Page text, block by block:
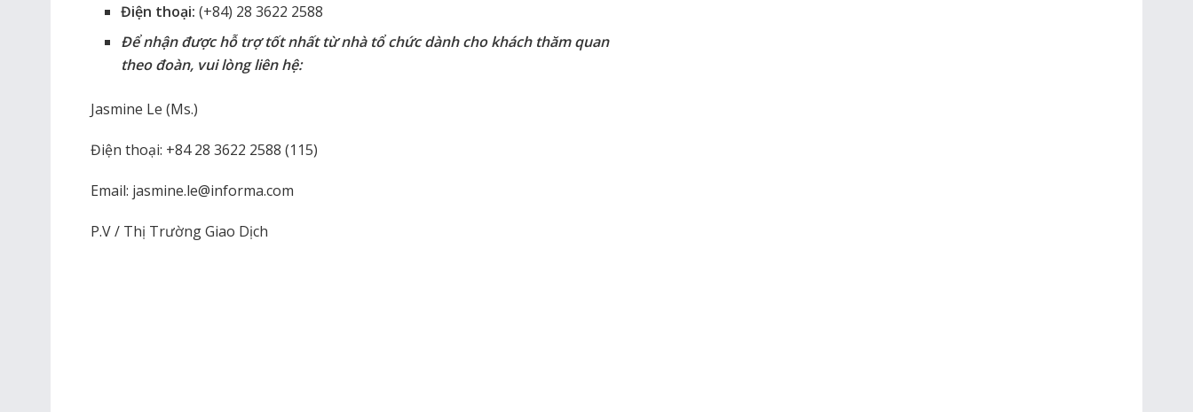
Điện thoại: (+84) 28 3622 2588
Để nhận được hỗ trợ tốt nhất từ nhà tổ chức dành cho khách thăm quan
theo đoàn, vui lòng liên hệ:
Jasmine Le (Ms.)
Điện thoại: +84 28 3622 2588 (115)
Email: jasmine.le@informa.com
P.V / Thị Trường Giao Dịch